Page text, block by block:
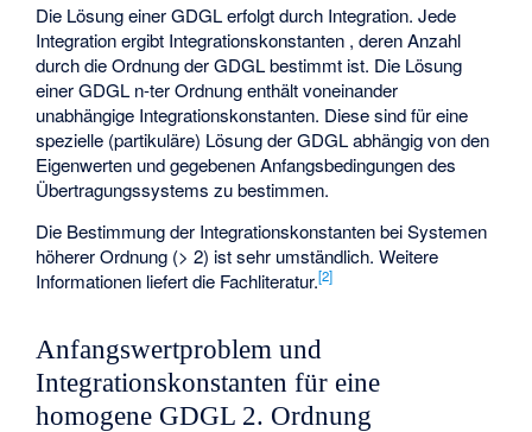
Die Lösung einer GDGL erfolgt durch Integration. Jede
Integration ergibt Integrationskonstanten , deren Anzahl
durch die Ordnung der GDGL bestimmt ist. Die Lösung
einer GDGL n-ter Ordnung enthältvoneinander
unabhängige Integrationskonstanten. Diese sind für eine
spezielle (partikuläre) Lösung der GDGL abhängig von den
Eigenwerten und gegebenen Anfangsbedingungen des
Übertragungssystems zu bestimmen.
Die Bestimmung der Integrationskonstantenbei Systemen
höherer Ordnung (> 2) ist sehr umständlich. Weitere
Informationen liefert die Fachliteratur.[2]
Anfangswertproblem und
Integrationskonstanten für eine
homogene GDGL 2. Ordnung